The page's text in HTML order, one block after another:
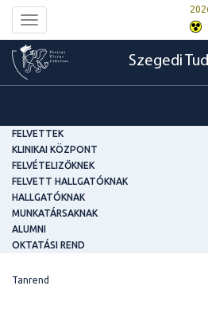
Toggle
navigation
Szegedi
FELVETTEK
KLINIKAI KÖZPONT
FELVÉTELIZŐKNEK
FELVETT HALLGATÓKNAK
HALLGATÓKNAK
MUNKATÁRSAKNAK
ALUMNI
OKTATÁSI REND
Tanrend